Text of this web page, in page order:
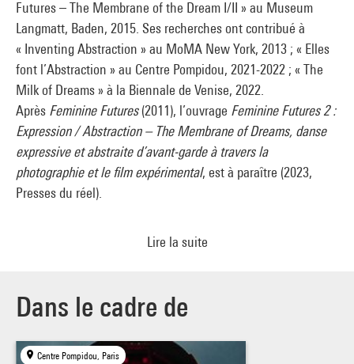
pour les réfugiés, sous les premiers feux de la guerre.
UPROOTED 2, sa nouvelle initiative inédite est une série de
films de danse d’une minute conçus avec les artistes qui
vivent la guerre au quotidien en Ukraine, aussi déracinés de
leur ancienne vie paisible que les réfugiés qu’il suit dans des
environnements peu familiers. Des entre-lieux, des
architectures ou des paysages vides et solitaires hantent la
poétique poignante de ce recueil d’expressions individuelles,
voire intimes, face à la violence des incertitudes de l’avenir.
une chorégraphe, danseuse et artiste multidisciplinaire de
elle expérimente le futur du corps dans les environnements
a participé aux expositions « Bauhaus-100 » à Qingdao et au
Futures – The Membrane of the Dream I/II » au Museum
Langmatt, Baden, 2015. Ses recherches ont contribué à
« Inventing Abstraction » au MoMA New York, 2013 ; « Elles
font l’Abstraction » au Centre Pompidou, 2021-2022 ; « The
Milk of Dreams » à la Biennale de Venise, 2022.
Après Feminine Futures(2011), l’ouvrage Feminine Futures 2 :
Expression / Abstraction – The Membrane of Dreams, danse
expressive et abstraite d’avant-garde à travers la
photographie et le film expérimental, est à paraître (2023,
Presses du réel).
Lire la suite
Dans le cadre de
Centre Pompidou, Paris